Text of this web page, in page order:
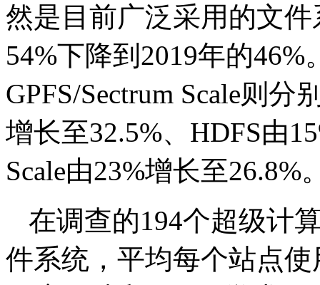
然是目前广泛采用的文
54%下降到2019年的46%
GPFS/Sectrum Scale则
增长至32.5%、HDFS由
Scale由23%增长至26.8%
在调查的194个超级计
件系统，平均每个站点